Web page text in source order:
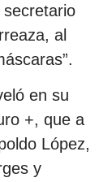
al
en su
+, que a
López,
y